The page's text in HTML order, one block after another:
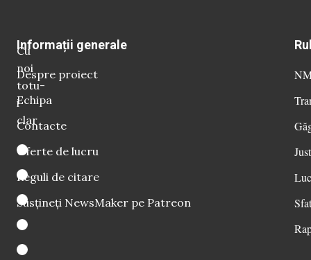
Cu
noi
totu-
i
clar
Informații generale
Despre proiect
Echipa
Contacte
Oferte de lucru
Reguli de citare
Susțineți NewsMaker pe Patreon